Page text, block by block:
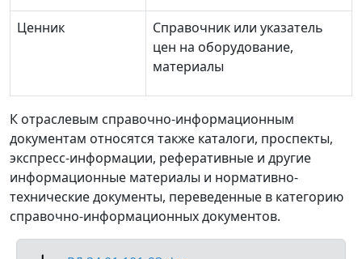
Ценник
Справочник или указатель
цен на оборудование,
материалы
К отраслевым справочно-информационным
документам относятся также каталоги, проспекты,
экспресс-информации, реферативные и другие
информационные материалы и нормативно-
технические документы, переведенные в категорию
справочно-информационных документов.